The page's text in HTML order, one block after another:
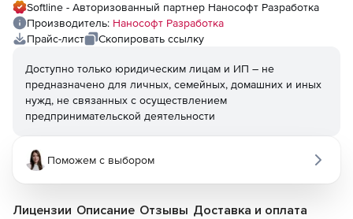
Softline - Авторизованный партнер Нанософт Разработка
Производитель: Нанософт Разработка
Прайс-лист
Скопировать ссылку
Доступно только юридическим лицам и ИП – не
предназначено для личных, семейных, домашних и иных
нужд, не связанных с осуществлением
предпринимательской деятельности
Поможем с выбором
Лицензии Описание Отзывы Доставка и оплата